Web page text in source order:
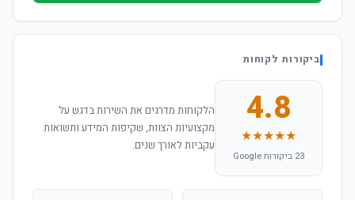
ביקורות לקוחות
4.8
★★★★★
23 ביקורות Google
הלקוחות מדרגים את השירות בדגש על
מקצועיות הצוות, שקיפות המידע ותשואות
עקביות לאורך שנים.